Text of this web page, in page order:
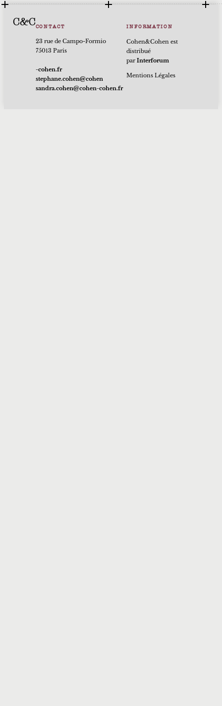
C&CCONTACT
23 rue de Campo-Formio
75013 Paris
rf.nehoc-
nehoc@nehoc.enahpets
rf.nehoc-nehoc@nehoc.ardnas
INFORMATION
Cohen&Cohen est
distribué
parInterforum
Mentions Légales